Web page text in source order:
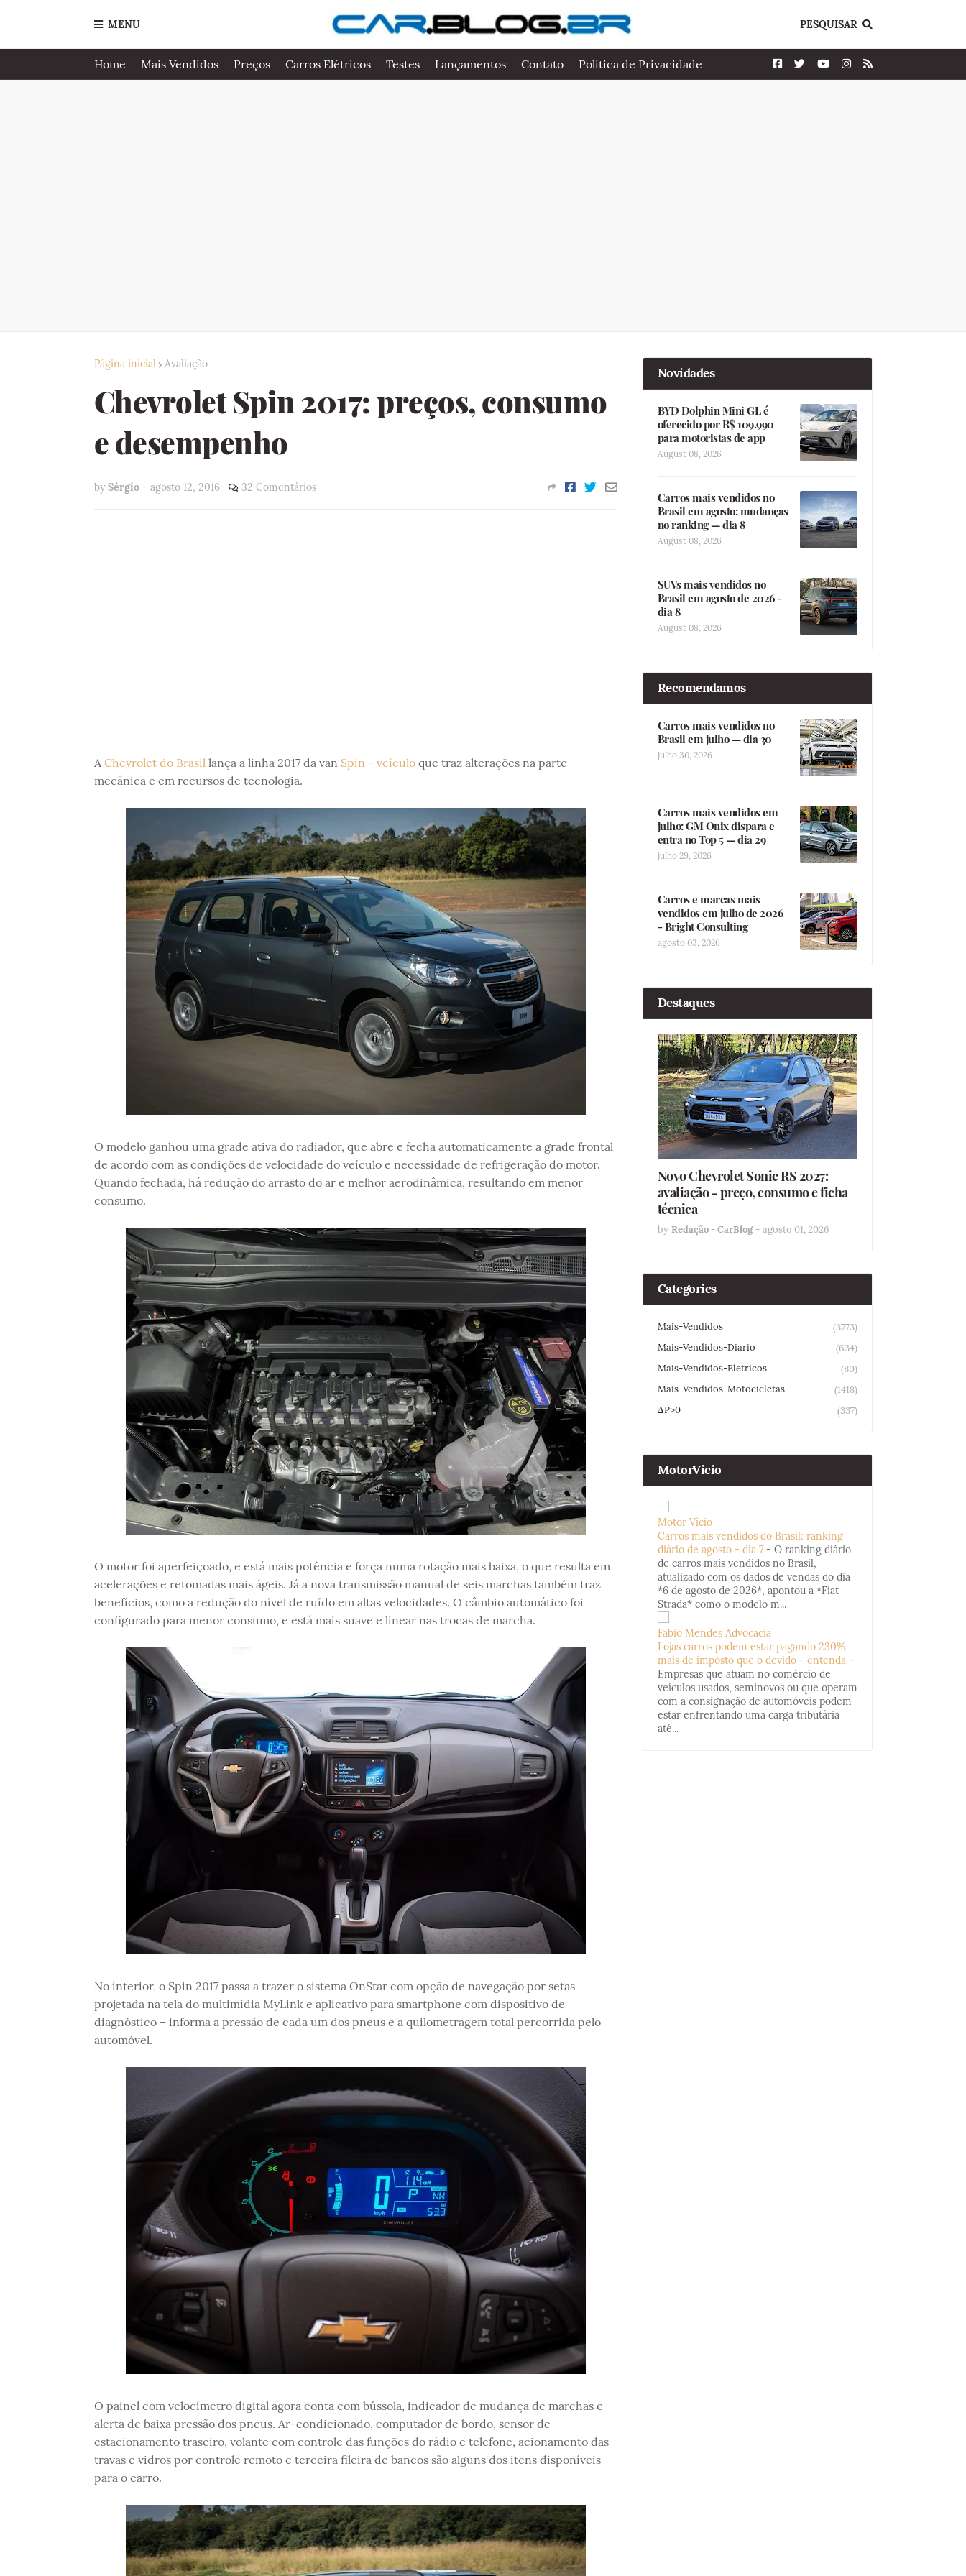
MENU PESQUISAR
Home Mais Vendidos Preços Carros Elétricos Testes Lançamentos Contato Politica de Privacidade
Página inicial Avaliação
Chevrolet Spin 2017: preços, consumo
e desempenho
by Sérgio - agosto 12, 2016 32 Comentários
A Chevrolet do Brasillança a linha 2017 da van Spin - veículoque traz alterações na parte
mecânica e em recursos de tecnologia.
O modelo ganhou uma grade ativa do radiador, que abre e fecha automaticamente a grade frontal
de acordo com as condições de velocidade do veículo e necessidade de refrigeração do motor.
Quando fechada, há redução do arrasto do ar e melhor aerodinâmica, resultando em menor
consumo.
O motor foi aperfeiçoado, e está mais potência e força numa rotação mais baixa, o que resulta em
acelerações e retomadas mais ágeis. Já a nova transmissão manual de seis marchas também traz
benefícios, como a redução do nível de ruído em altas velocidades. O câmbio automático foi
configurado para menor consumo, e está mais suave e linear nas trocas de marcha.
No interior, o Spin 2017 passa a trazer o sistema OnStar com opção de navegação por setas
projetada na tela do multimídia MyLink e aplicativo para smartphone com dispositivo de
diagnóstico – informa a pressão de cada um dos pneus e a quilometragem total percorrida pelo
automóvel.
O painel com velocímetro digital agora conta com bússola, indicador de mudança de marchas e
alerta de baixa pressão dos pneus. Ar-condicionado, computador de bordo, sensor de
estacionamento traseiro, volante com controle das funções do rádio e telefone, acionamento das
travas e vidros por controle remoto e terceira fileira de bancos são alguns dos itens disponíveis
para o carro.
Novidades
BYD Dolphin Mini GL é
oferecido por R$ 109.990
para motoristas de app
August 08, 2026
Carros mais vendidos no
Brasil em agosto: mudanças
no ranking — dia 8
August 08, 2026
SUVs mais vendidos no
Brasil em agosto de 2026 -
dia 8
August 08, 2026
Recomendamos
Carros mais vendidos no
Brasil em julho — dia 30
julho 30, 2026
Carros mais vendidos em
julho: GM Onix dispara e
entra no Top 5 — dia 29
julho 29, 2026
Carros e marcas mais
vendidos em julho de 2026
- Bright Consulting
agosto 03, 2026
Destaques
Novo Chevrolet Sonic RS 2027:
avaliação - preço, consumo e ficha
técnica
by Redação - CarBlog - agosto 01, 2026
Categories
Mais-Vendidos
(3773)
Mais-Vendidos-Diario
(634)
Mais-Vendidos-Eletricos
(80)
Mais-Vendidos-Motocicletas
(1418)
ΔP>0
(337)
MotorVicio
Motor Vício
Carros mais vendidos do Brasil: ranking
diário de agosto - dia 7 - O ranking diário
de carros mais vendidos no Brasil,
atualizado com os dados de vendas do dia
*6 de agosto de 2026*, apontou a *Fiat
Strada* como o modelo m...
Fabio Mendes Advocacia
Lojas carros podem estar pagando 230%
mais de imposto que o devido - entenda -
Empresas que atuam no comércio de
veículos usados, seminovos ou que operam
com a consignação de automóveis podem
estar enfrentando uma carga tributária
até...